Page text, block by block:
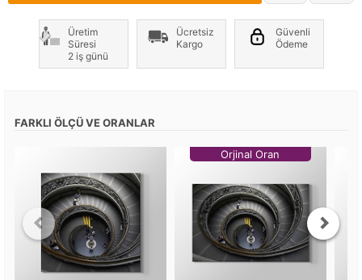
Üretim
Süresi
2 iş günü
Ücretsiz
Kargo
Güvenli
Ödeme
FARKLI ÖLÇÜ VE ORANLAR
Orjinal Oran